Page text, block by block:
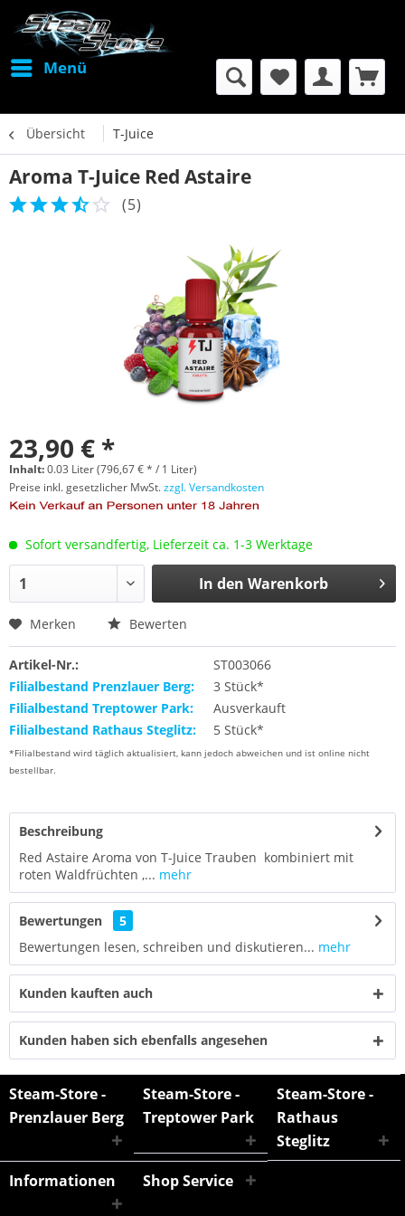
Menü
Übersicht T-Juice
Aroma T-Juice Red Astaire
(5)
23,90 € *
Inhalt:0.03 Liter (796,67 € * / 1 Liter)
Preise inkl. gesetzlicher MwSt.zzgl. Versandkosten
Sofort versandfertig, Lieferzeit ca. 1-3 Werktage
In den Warenkorb
Merken Bewerten
Artikel-Nr.:
ST003066
Filialbestand Prenzlauer Berg:
3 Stück*
Filialbestand Treptower Park:
Ausverkauft
Filialbestand Rathaus Steglitz:
5 Stück*
*Filialbestand wird täglich aktualisiert, kann jedoch abweichen und ist online nicht
bestellbar.
Beschreibung
Red Astaire Aroma von T-Juice Trauben kombiniert mit
roten Waldfrüchten ,... mehr
Bewertungen
5
Bewertungen lesen, schreiben und diskutieren... mehr
Kunden kauften auch
Kunden haben sich ebenfalls angesehen
Steam-Store -
Prenzlauer Berg
Steam-Store -
Treptower Park
Steam-Store -
Rathaus
Steglitz
Informationen
Shop Service